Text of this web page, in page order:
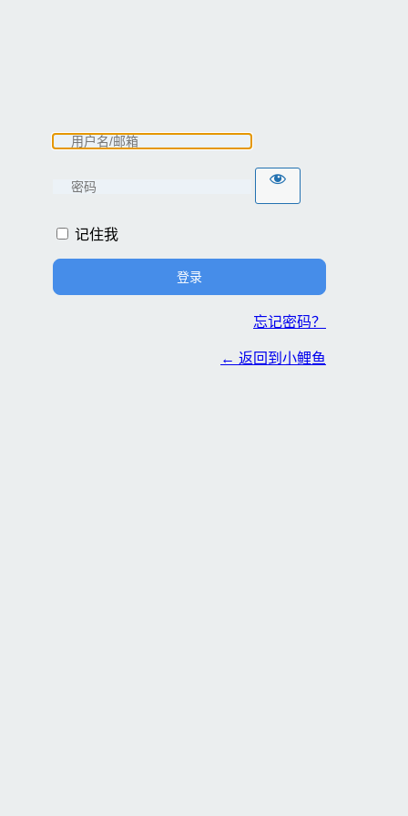
记住我
忘记密码？
← 返回到小鲤鱼